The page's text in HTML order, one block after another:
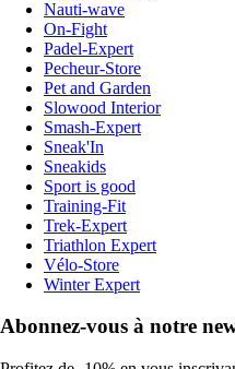
Nauti-wave
On-Fight
Padel-Expert
Pecheur-Store
Pet and Garden
Slowood Interior
Smash-Expert
Sneak'In
Sneakids
Sport is good
Training-Fit
Trek-Expert
Triathlon Expert
Vélo-Store
Winter Expert
Abonnez-vous à notre